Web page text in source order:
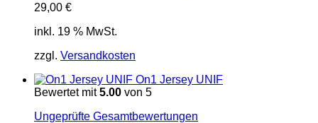
29,00 €
inkl. 19 % MwSt.
zzgl. Versandkosten
On1 Jersey UNIF
Bewertet mit5.00 von 5
Ungeprüfte Gesamtbewertungen